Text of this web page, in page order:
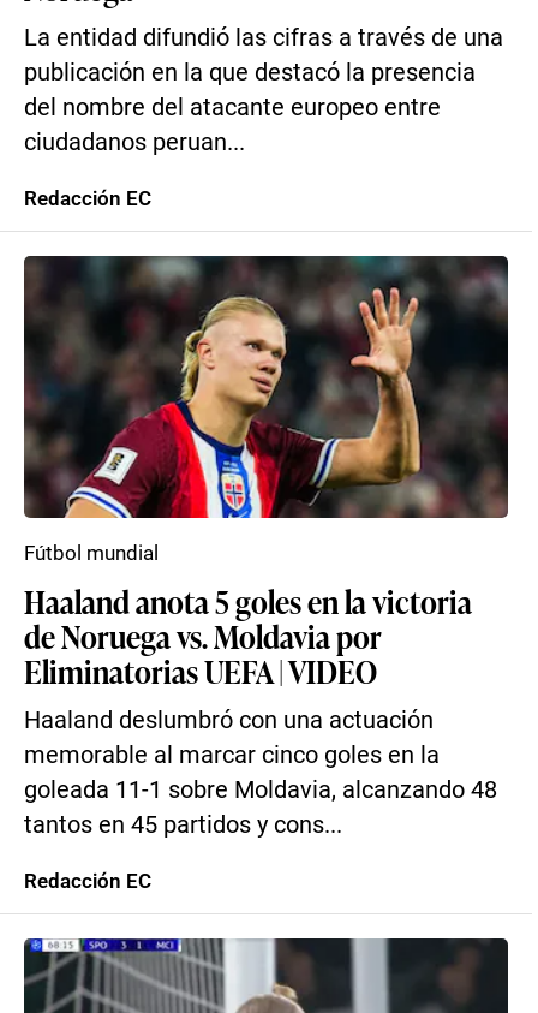
La entidad difundió las cifras a través de una
publicación en la que destacó la presencia
del nombre del atacante europeo entre
ciudadanos peruan...
Redacción EC
Haaland anota 5 goles en la victoria
de Noruega vs. Moldavia por
Eliminatorias UEFA | VIDEO
Haaland deslumbró con una actuación
memorable al marcar cinco goles en la
goleada 11-1 sobre Moldavia, alcanzando 48
tantos en 45 partidos y cons...
Fútbol mundial
Redacción EC